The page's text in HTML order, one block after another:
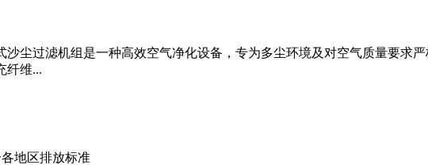
沙尘过滤机组是一种高效空气净化设备，专为多尘环境及对空气质量要求
纤维...
地区排放标准